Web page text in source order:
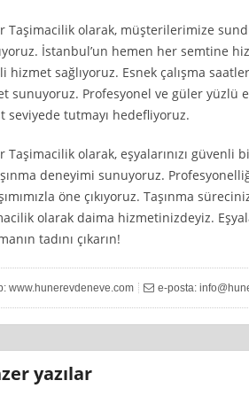
Taşimacilik olarak, müşterilerimize
İstanbul’un hemen her semtine
hizmet sağlıyoruz. Esnek çalışma
sunuyoruz. Profesyonel ve güler
seviyede tutmayı hedefliyoruz.
Taşimacilik olarak, eşyalarınızı güvenli
deneyimi sunuyoruz.
öne çıkıyoruz. Taşınma
olarak daima hizmetinizdeyiz.
tadını çıkarın!
www.hunerevdeneve.com e-posta:
yazılar